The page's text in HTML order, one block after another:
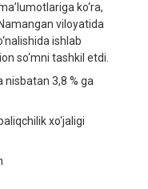
ko‘ra,
viloyatida
ishlab
so‘mni tashkil etdi.
nisbatan 3,8 % ga
xo‘jaligi